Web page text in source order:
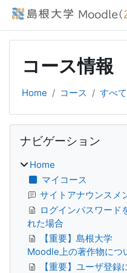
メインコンテンツへスキップす
コース情報
Home コース すべ
ブロック
ナビゲーション
Home
マイコース
サイトアナウンスメ
ログインパスワード
れた場合
【重要】島根大学
Moodle上の著作物につ
【重要】ユーザ登録